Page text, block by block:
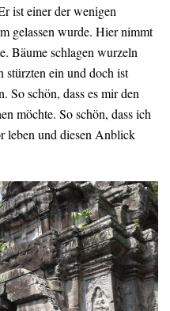
ist einer der wenigen
gelassen wurde. Hier nimmt
Bäume schlagen wurzeln
stürzten ein und doch ist
So schön, dass es mir den
möchte. So schön, dass ich
leben und diesen Anblick